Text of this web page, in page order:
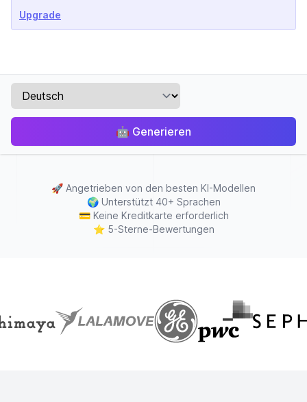
Upgrade
🤖 Generieren
🚀 Angetrieben von den besten KI-Modellen
🌍 Unterstützt 40+ Sprachen
💳 Keine Kreditkarte erforderlich
⭐ 5-Sterne-Bewertungen